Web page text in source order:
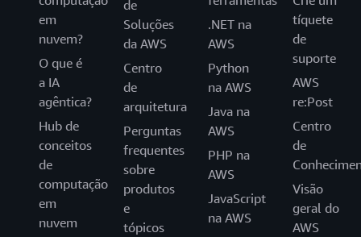
em
nuvem?
O que é
a IA
agêntica?
Hub de
conceitos
de
computação
em
nuvem
de
Soluções
da AWS
Centro
de
arquitetura
Perguntas
frequentes
sobre
produtos
e
tópicos
.NET na
AWS
Python
na AWS
Java na
AWS
PHP na
AWS
JavaScript
na AWS
tíquete
de
suporte
AWS
re:Post
Centro
de
Visão
geral do
AWS